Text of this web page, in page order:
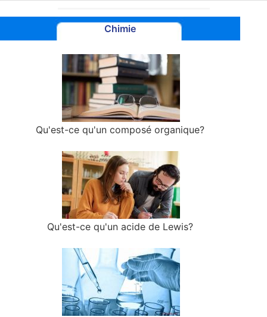
Chimie
Qu'est-ce qu'un composé organique?
Qu'est-ce qu'un acide de Lewis?